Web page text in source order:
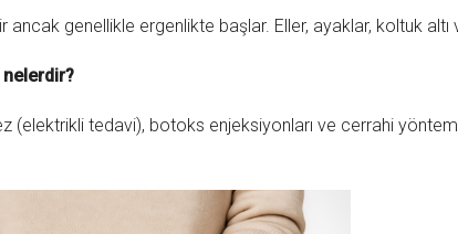
ancak genellikle ergenlikte başlar. Eller, ayaklar, koltuk altı
(elektrikli tedavi), botoks enjeksiyonları ve cerrahi